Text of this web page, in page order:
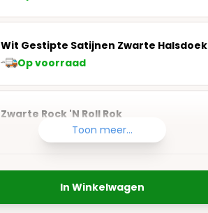
Wit Gestipte Satijnen Zwarte Halsdoek
Op voorraad
Zwarte Rock 'N Roll Rok
Op voorraadToon meer...
In Winkelwagen